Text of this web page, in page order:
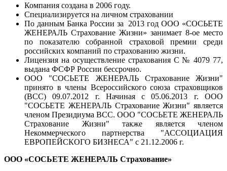
Компания создана в 2006 году.
Специализируется на личном страховании
По данным Банка России за 2013 год ООО «СОСЬЕТЕ
ЖЕНЕРАЛЬ Страхование Жизни» занимает 8‑ое место
по показателю собранной страховой премии среди
российских компаний по страхованию жизни.
Лицензия на осуществление страхования С № 4079 77,
выдана ФСФР России бессрочно.
ООО "СОСЬЕТЕ ЖЕНЕРАЛЬ Страхование Жизни"
принято в члены Всероссийского союза страховщиков
(ВСС) 09.07.2012 г. Начиная с 05.06.2013 г. ООО
"СОСЬЕТЕ ЖЕНЕРАЛЬ Страхование Жизни" является
членом Президиума ВСС. ООО "СОСЬЕТЕ ЖЕНЕРАЛЬ
Страхование Жизни" также является членом
Некоммерческого партнерства "АССОЦИАЦИЯ
ЕВРОПЕЙСКОГО БИЗНЕСА" с 21.12.2006 г.
ООО «СОСЬЕТЕ ЖЕНЕРАЛЬ Страхование»